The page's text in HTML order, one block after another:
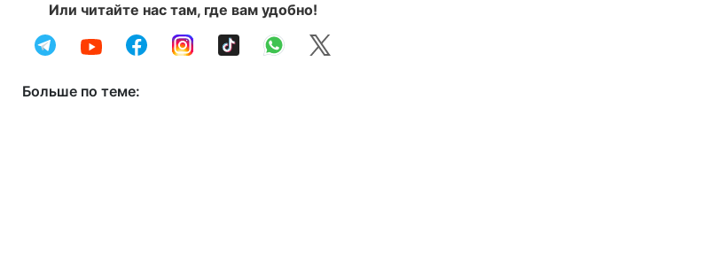
Или читайте нас там, где вам удобно!
Больше по теме: